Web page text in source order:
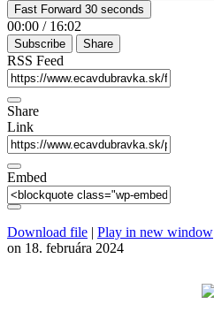
Fast Forward 30 seconds
00:00 / 16:02
Subscribe Share
RSS Feed
Share
Link
Embed
Download file | Play in new window
on 18. februára 2024